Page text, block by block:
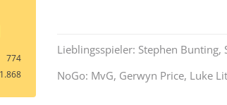
774
1.868
Lieblingsspieler: Stephen Bunting,
NoGo: MvG, Gerwyn Price, Luke